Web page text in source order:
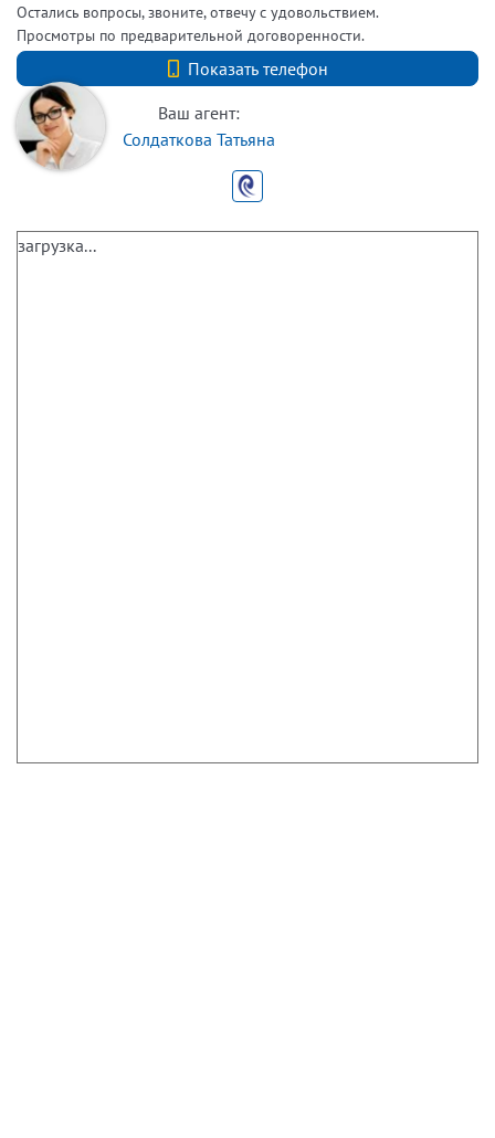
Остались вопросы, звоните, отвечу с удовольствием.
Просмотры по предварительной договоренности.
Показать телефон
+7 (812) 740-70-40
Ваш агент:
Солдаткова Татьяна
загрузка...